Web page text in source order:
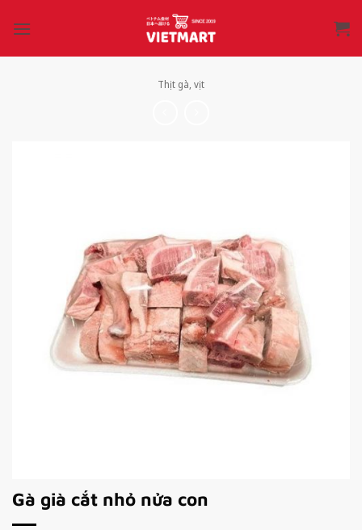
qua
Thịt gà, vịt
Gà già cắt nhỏ nửa con